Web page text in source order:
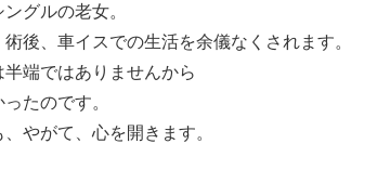
グルの老女。
後、車イスでの生活を余儀なくされます。
端ではありませんから
たのです。
やがて、心を開きます。